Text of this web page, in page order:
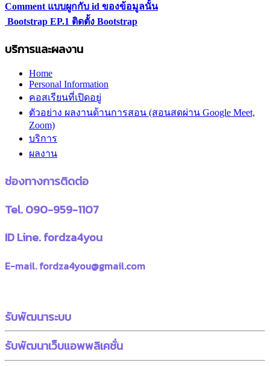
Comment แบบผูกกับ id ของข้อมูลนั้น
Bootstrap EP.1 ติดตั้ง Bootstrap
บริการและผลงาน
Home
Personal Information
คอสเรียนที่เปิดอยู่
ตัวอย่าง ผลงานด้านการสอน (สอนสดผ่าน Google Meet,
Zoom)
บริการ
ผลงาน
ช่องทางการติดต่อ
Tel. 090-959-1107
ID Line. fordza4you
E-mail. fordza4you@gmail.com
รับพัฒนาระบบ
รับพัฒนาเว็บแอพพลิเคชั่น